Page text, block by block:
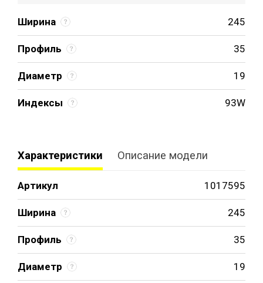
Ширина 245
Профиль 35
Диаметр 19
Индексы 93W
Характеристики Описание модели
Артикул 1017595
Ширина 245
Профиль 35
Диаметр 19